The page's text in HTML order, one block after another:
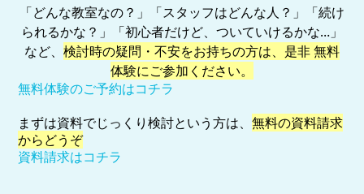
「どんな教室なの？」「スタッフはどんな人？」「続け
られるかな？」「初心者だけど、ついていけるかな…」
など、 検討時の疑問・不安をお持ちの方は、是非 無料
体験にご参加ください。
無料体験のご予約はコチラ
まずは資料でじっくり検討という方は、無料の資料請求
からどうぞ
資料請求はコチラ